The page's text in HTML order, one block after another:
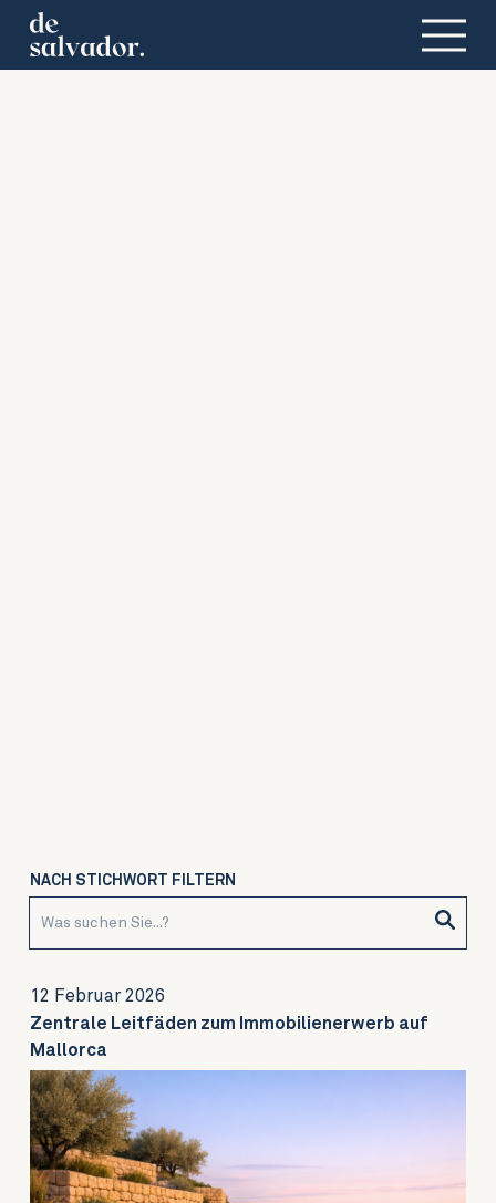
NACH STICHWORT FILTERN
12 Februar 2026
Zentrale Leitfäden zum Immobilienerwerb auf
Mallorca